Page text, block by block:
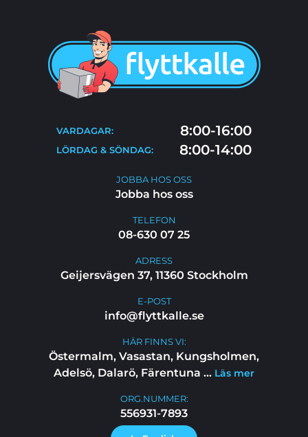
TJÄNSTER
BLOGG
TIPS & RÅD
JOBBA HOS OSS
VARDAGAR: 8:00-16:00
LÖRDAG & SÖNDAG: 8:00-14:00
JOBBA HOS OSS
Jobba hos oss
TELEFON
08-630 07 25
ADRESS
Geijersvägen 37, 11360 Stockholm
E-POST
info@flyttkalle.se
ORG.NUMMER:
556931-7893
HÄR FINNS VI:
Östermalm, Vasastan, Kungsholmen,
Adelsö, Dalarö, Färentuna ... Läs mer